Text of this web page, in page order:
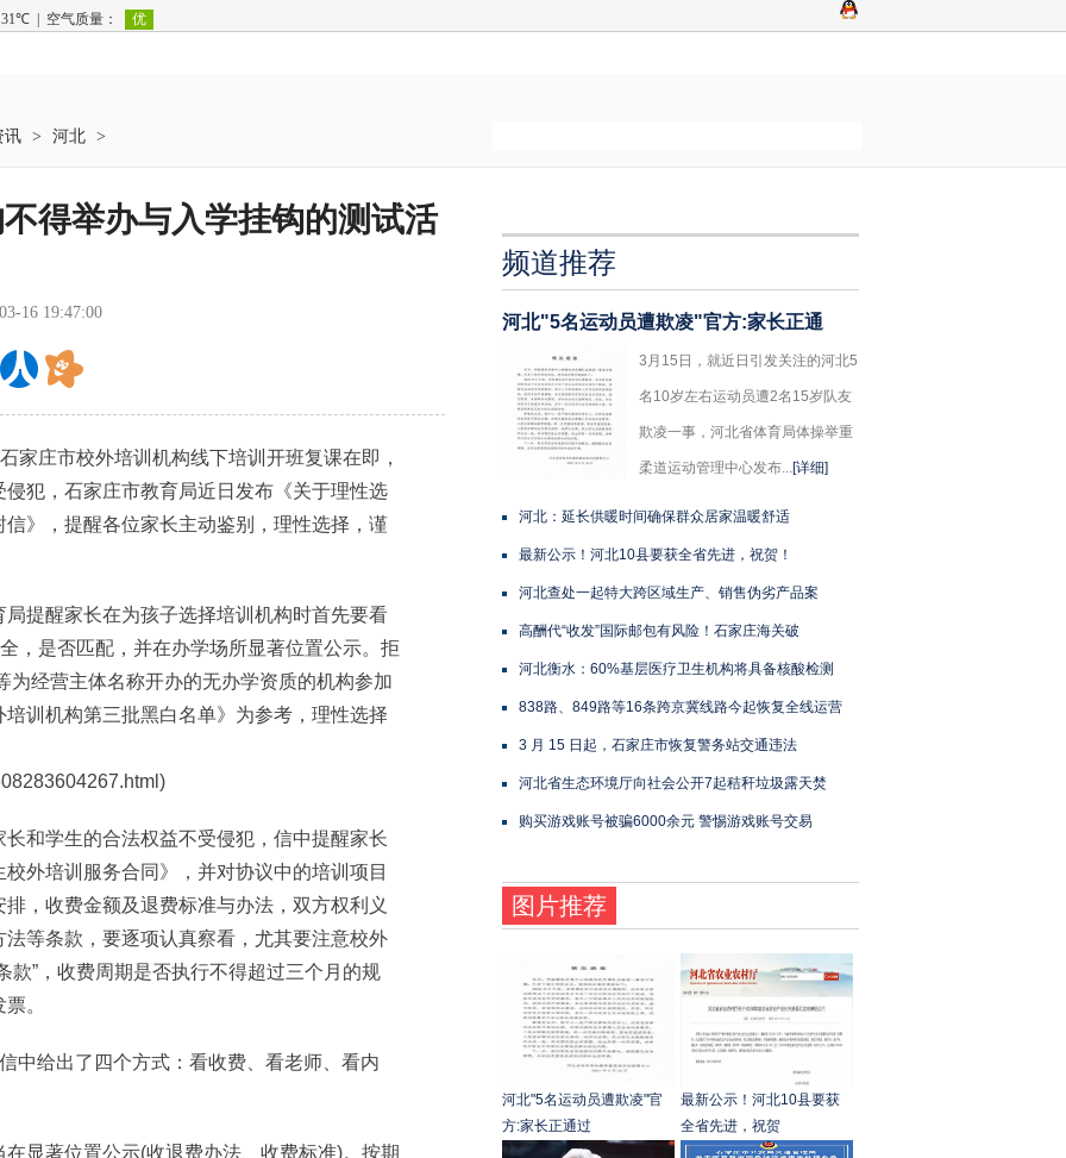
讯 > 河北 >
得举办与入学挂钩的测试活
16 19:47:00
庄市校外培训机构线下培训开班复课在即，
犯，石家庄市教育局近日发布《关于理性选
》，提醒各位家长主动鉴别，理性选择，谨
醒家长在为孩子选择培训机构时首先要看
，是否匹配，并在办学场所显著位置公示。拒
为经营主体名称开办的无办学资质的机构参加
训机构第三批黑白名单》为参考，理性选择
学生的合法权益不受侵犯，信中提醒家长
外培训服务合同》，并对协议中的培训项目
，收费金额及退费标准与办法，双方权利义
等条款，要逐项认真察看，尤其要注意校外
款”，收费周期是否执行不得超过三个月的规
。
给出了四个方式：看收费、看老师、看内
著位置公示(收退费办法、收费标准)。按期
频道推荐
河北"5名运动员遭欺凌"官方:家长正通
3月15日，就近日引发关注的河北5
名10岁左右运动员遭2名15岁队友
欺凌一事，河北省体育局体操举重
柔道运动管理中心发布...[详细]
河北：延长供暖时间确保群众居家温暖舒适
最新公示！河北10县要获全省先进，祝贺！
河北查处一起特大跨区域生产、销售伪劣产品案
高酬代“收发”国际邮包有风险！石家庄海关破
河北衡水：60%基层医疗卫生机构将具备核酸检测
838路、849路等16条跨京冀线路今起恢复全线运营
3 月 15 日起，石家庄市恢复警务站交通违法
河北省生态环境厅向社会公开7起秸秆垃圾露天焚
购买游戏账号被骗6000余元 警惕游戏账号交易
图片推荐
河北"5名运动员遭欺凌"官
方:家长正通过
最新公示！河北10县要获
全省先进，祝贺